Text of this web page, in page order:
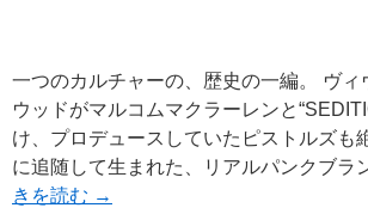
一つのカルチャーの、歴史の一編。 ヴィ
ウッドがマルコムマクラーレンと
け、プロデュースしていたピストルズも
に追随して生まれた、リアルパンクブラ
きを読む →